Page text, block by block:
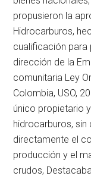
propusieron la
Hidrocarburos,
cualificación para
dirección de la
comunitaria Ley
Colombia, USO,
único propietario
hidrocarburos,
directamente el
producción y el
crudos,